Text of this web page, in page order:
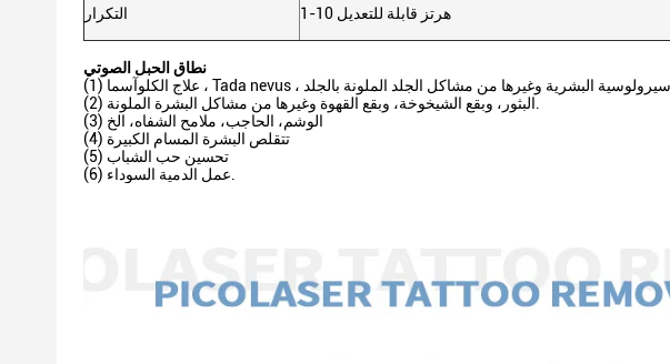
التكرار 1-10 هرتز قابلة للتعديل
نطاق الحبل الصوتي
(2) البثور، وبقع الشيخوخة، وبقع القهوة وغيرها من مشاكل البشرة الملونة.
(3) الوشم، الحاجب، ملامح الشفاه، الخ
(4) تتقلص البشرة المسام الكبيرة
(5) تحسين حب الشباب
(6) عمل الدمية السوداء.